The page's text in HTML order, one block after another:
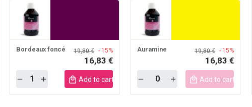
Bordeaux foncé 19,80 € - 15%
16,83 €
Quantity
Add to cart mobile
Auramine 19,80 € - 15%
16,83 €
Quantity
Add to cart